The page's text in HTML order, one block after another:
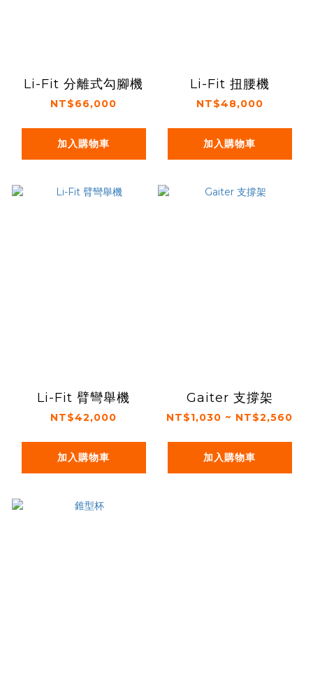
Li-Fit 分離式勾腳機
NT$66,000
加入購物車
Li-Fit 扭腰機
NT$48,000
加入購物車
Li-Fit 臂彎舉機
NT$42,000
加入購物車
Gaiter 支撐架
NT$1,030 ~ NT$2,560
加入購物車